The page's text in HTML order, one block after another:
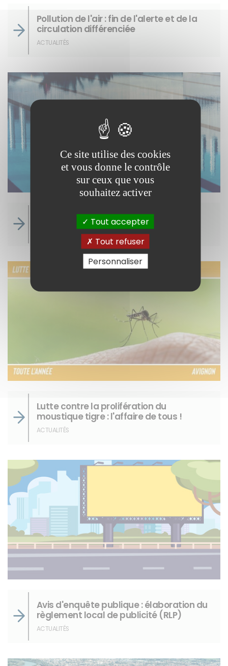
Pollution de l'air : fin de l'alerte et de la
circulation différenciée
ACTUALITÉS
Modifications des horaires de piscines
Lutte contre la prolifération du
moustique tigre : l'affaire de tous !
ACTUALITÉS
Avis d'enquête publique : élaboration du
règlement local de publicité (RLP)
ACTUALITÉS
Ce site utilise des cookies
et vous donne le contrôle
sur ceux que vous
souhaitez activer
Tout accepter
Tout refuser
Personnaliser